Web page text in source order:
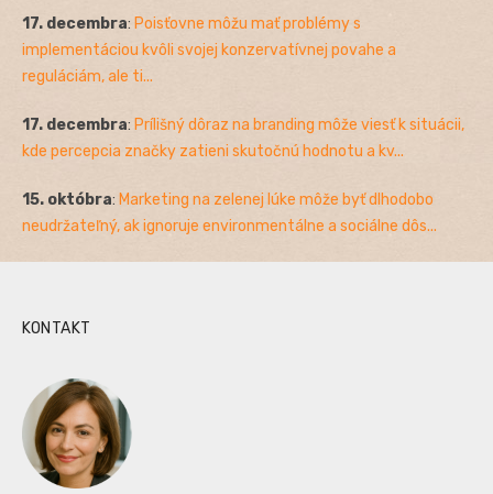
17. decembra: Poisťovne môžu mať problémy s
implementáciou kvôli svojej konzervatívnej povahe a
reguláciám, ale ti...
17. decembra: Prílišný dôraz na branding môže viesť k situácii,
kde percepcia značky zatieni skutočnú hodnotu a kv...
15. októbra: Marketing na zelenej lúke môže byť dlhodobo
neudržateľný, ak ignoruje environmentálne a sociálne dôs...
KONTAKT